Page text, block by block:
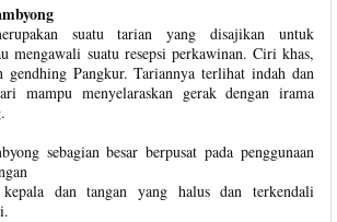
suatu tarian yang disajikan untuk
mengawali suatu resepsi perkawinan. Ciri khas,
gendhing Pangkur. Tariannya terlihat indah dan
mampu menyelaraskan gerak dengan irama
sebagian besar berpusat pada penggunaan
dan tangan yang halus dan terkendali